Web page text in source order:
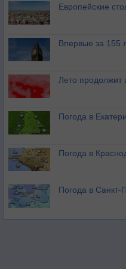
Европейские
Впервые за 155
Лето продолжит
Погода в
Погода в
Погода в Санкт-